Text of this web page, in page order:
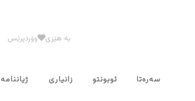
بە هێزی وۆردپرێس
سەرەتا ئوبونتو زانیاری ژیاننامە